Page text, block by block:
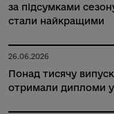
за підсумками
стали найкращими
26.06.2026
Понад тисячу
отримали дипломи у